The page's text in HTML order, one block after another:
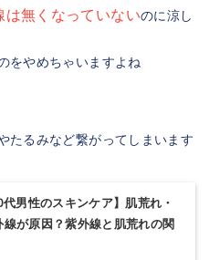
は無くなっていないのに涼し
をやめちゃいますよね
たるみなど繋がってしまいます
代男性のスキンケア】肌荒れ・
線が原因？紫外線と肌荒れの関